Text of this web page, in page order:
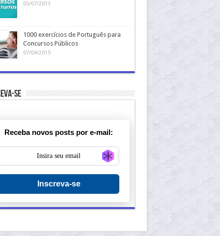
05/07/2013
1000 exercícios de Português para
Concursos Públicos
07/04/2015
se
Receba novos posts por e-mail:
Inscreva-se